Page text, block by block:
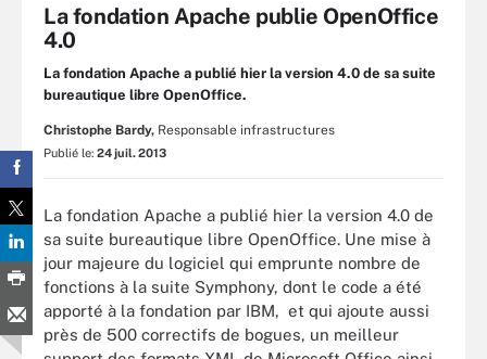
La fondation Apache publie OpenOffice
4.0
La fondation Apache a publié hier la version 4.0 de sa suite
bureautique libre OpenOffice.
Christophe Bardy, Responsable infrastructures
Publié le: 24 juil. 2013
La fondation Apache a publié hier la version 4.0 de
sa suite bureautique libre OpenOffice. Une mise à
jour majeure du logiciel qui emprunte nombre de
fonctions à la suite Symphony, dont le code a été
apporté à la fondation par IBM, et qui ajoute aussi
près de 500 correctifs de bogues, un meilleur